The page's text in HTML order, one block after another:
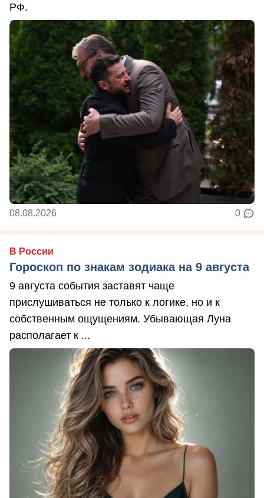
РФ.
08.08.2026 0
В России
Гороскоп по знакам зодиака на 9 августа
9 августа события заставят чаще
прислушиваться не только к логике, но и к
собственным ощущениям. Убывающая Луна
располагает к ...